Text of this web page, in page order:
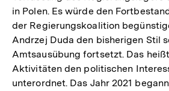
in Polen. Es würde den
der Regierungskoalition
Andrzej Duda den bisherigen Stil
Amtsausübung fortsetzt. Das
Aktivitäten den politischen
unterordnet. Das Jahr 2021